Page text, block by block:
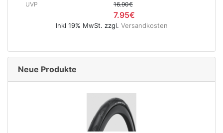
UVP 16.90€
7.95€
Inkl 19% MwSt. zzgl. Versandkosten
Neue Produkte